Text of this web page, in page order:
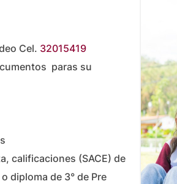
Cel. 32015419
paras su
calificaciones (SACE) de
diploma de 3° de Pre